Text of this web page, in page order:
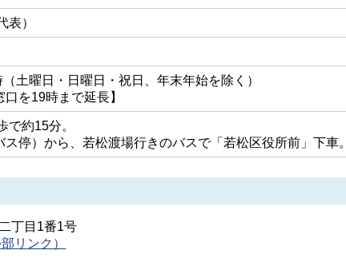
表）
土曜日・日曜日・祝日、年末年始を除く）
口を19時まで延長】
で約15分。
停）から、若松渡場行きのバスで「若松区役所前」下車。
丁目1番1号
リンク）